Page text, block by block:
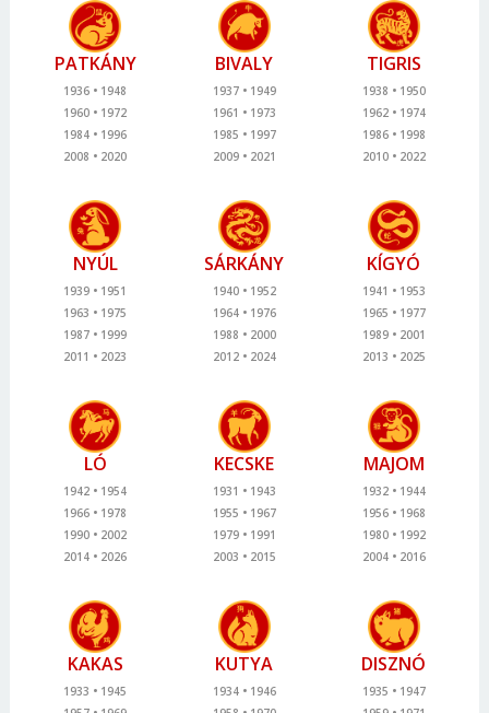
PATKÁNY
1936
1948
1960
1972
1984
1996
2008
2020
BIVALY
1937
1949
1961
1973
1985
1997
2009
2021
TIGRIS
1938
1950
1962
1974
1986
1998
2010
2022
NYÚL
1939
1951
1963
1975
1987
1999
2011
2023
SÁRKÁNY
1940
1952
1964
1976
1988
2000
2012
2024
KÍGYÓ
1941
1953
1965
1977
1989
2001
2013
2025
LÓ
1942
1954
1966
1978
1990
2002
2014
2026
KECSKE
1931
1943
1955
1967
1979
1991
2003
2015
MAJOM
1932
1944
1956
1968
1980
1992
2004
2016
KAKAS
1933
1945
KUTYA
1934
1946
DISZNÓ
1935
1947